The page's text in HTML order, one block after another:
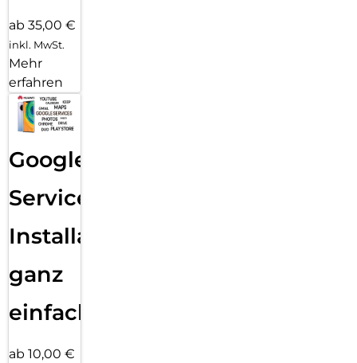
ab 35,00 €
inkl. MwSt.
Mehr
erfahren
Google
Services
Installation
ganz
einfach
ab 10,00 €